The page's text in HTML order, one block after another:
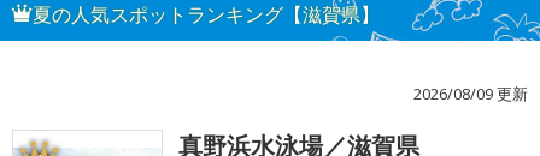
夏の人気スポットランキング【滋賀県】
2026/08/09 更新
真野浜水泳場／滋賀県